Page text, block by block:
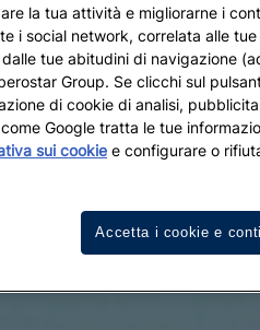
la tua attività e migliorarne i
i social network, correlata alle
tue abitudini di navigazione
Group. Se clicchi sul
di cookie di analisi,
Google tratta le tue
sui cookie e configurare o
Accetta i cookie e